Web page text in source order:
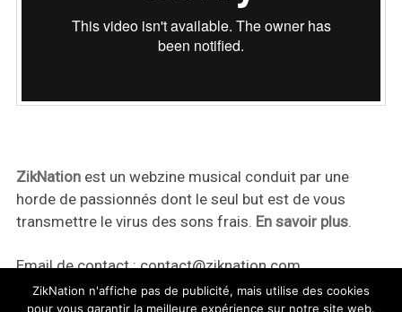
ZikNationest un webzine musical conduit par une
horde de passionnés dont le seul but est de vous
transmettre le virus des sons frais. En savoir plus.
Email de contact :contact@ziknation.com
ZikNation n'affiche pas de publicité, mais utilise des cookies
pour vous garantir la meilleure expérience sur notre site web.